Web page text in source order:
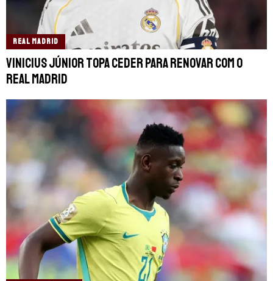
REAL MADRID
Vinicius Júnior topa ceder para renovar com o
Real Madrid